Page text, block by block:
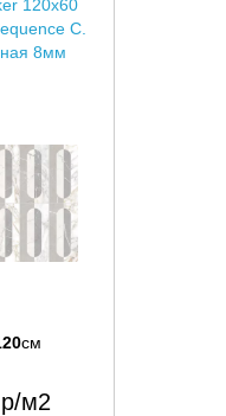
120x60
C.
8мм
см
р/м2